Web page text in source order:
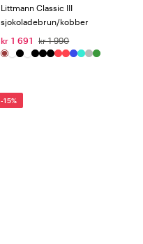
Littmann Classic III
sjokoladebrun/kobber
kr 1 691
kr 1 990
-15%